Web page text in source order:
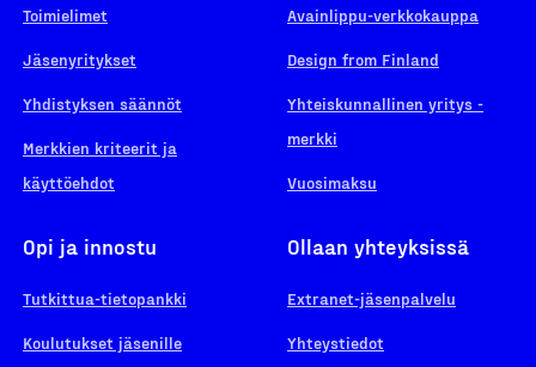
Toimielimet
Jäsenyritykset
Yhdistyksen säännöt
Merkkien kriteerit ja
käyttöehdot
Avainlippu-verkkokauppa
Design from Finland
Yhteiskunnallinen yritys -
merkki
Vuosimaksu
Opi ja innostu
Tutkittua-tietopankki
Koulutukset jäsenille
Ollaan yhteyksissä
Extranet-jäsenpalvelu
Yhteystiedot